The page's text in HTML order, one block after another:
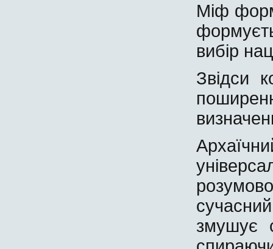
Міф
вибір
Звідси
змушує